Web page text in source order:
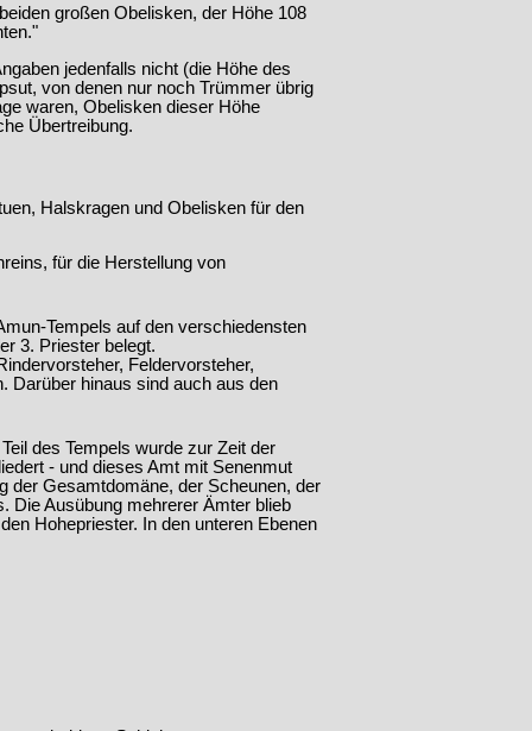
großen Obelisken, der Höhe 108
jedenfalls nicht (die Höhe des
von denen nur noch Trümmer übrig
waren, Obelisken dieser Höhe
Übertreibung.
Halskragen und Obelisken für den
für die Herstellung von
Tempels auf den verschiedensten
3. Priester belegt.
Feldervorsteher,
Darüber hinaus sind auch aus den
des Tempels wurde zur Zeit der
- und dieses Amt mit Senenmut
der Gesamtdomäne, der Scheunen, der
Die Ausübung mehrerer Ämter blieb
Hohepriester. In den unteren Ebenen